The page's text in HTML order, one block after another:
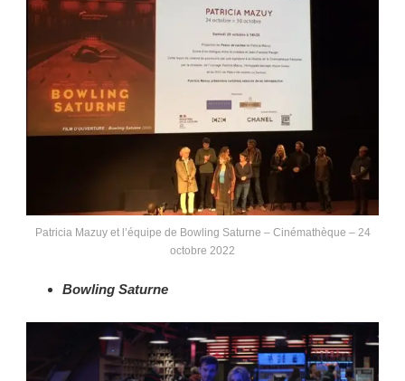
Patricia Mazuy et l’équipe de Bowling Saturne – Cinémathèque – 24
octobre 2022
Bowling Saturne